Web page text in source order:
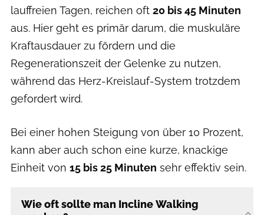
lauffreien Tagen, reichen oft 20 bis 45 Minuten
aus. Hier geht es primär darum, die muskuläre
Kraftausdauer zu fördern und die
Regenerationszeit der Gelenke zu nutzen,
während das Herz-Kreislauf-System trotzdem
gefordert wird.
Bei einer hohen Steigung von über 10 Prozent,
kann aber auch schon eine kurze, knackige
Einheit von 15 bis 25 Minuten sehr effektiv sein.
Wie oft sollte man Incline Walking